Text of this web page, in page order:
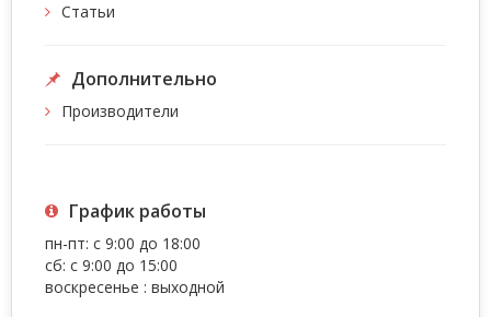
Статьи
Дополнительно
Производители
График работы
пн-пт: с 9:00 до 18:00
сб: с 9:00 до 15:00
воскресенье : выходной